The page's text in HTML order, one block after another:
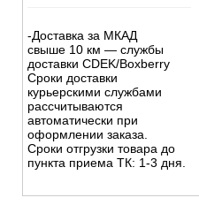
-Доставка за МКАД
свыше 10 км — службы
доставки CDEK/Boxberry
Сроки доставки
курьерскими службами
рассчитываются
автоматически при
оформлении заказа.
Сроки отгрузки товара до
пункта приема ТК: 1-3 дня.